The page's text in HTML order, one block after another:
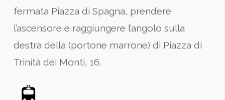
fermata Piazza di Spagna, prendere
l’ascensore e raggiungere l’angolo sulla
destra della (portone marrone) di Piazza di
Trinità dei Monti, 16.